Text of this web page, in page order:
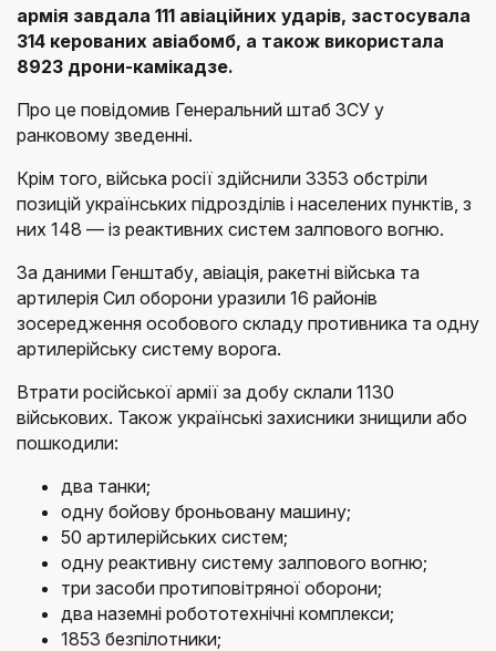
армія завдала 111 авіаційних ударів, застосувала
314 керованих авіабомб, а також використала
8923 дрони-камікадзе.
Про це повідомив Генеральний штаб ЗСУ у
ранковому зведенні.
Крім того, війська росії здійснили 3353 обстріли
позицій українських підрозділів і населених пунктів, з
них 148 — із реактивних систем залпового вогню.
За даними Генштабу, авіація, ракетні війська та
артилерія Сил оборони уразили 16 районів
зосередження особового складу противника та одну
артилерійську систему ворога.
Втрати російської армії за добу склали 1130
військових. Також українські захисники знищили або
пошкодили:
два танки;
одну бойову броньовану машину;
50 артилерійських систем;
одну реактивну систему залпового вогню;
три засоби протиповітряної оборони;
два наземні робототехнічні комплекси;
1853 безпілотники;